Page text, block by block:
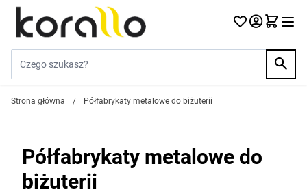
Przejdź do treści
Strona główna / Półfabrykaty metalowe do biżuterii
Półfabrykaty metalowe do
biżuterii